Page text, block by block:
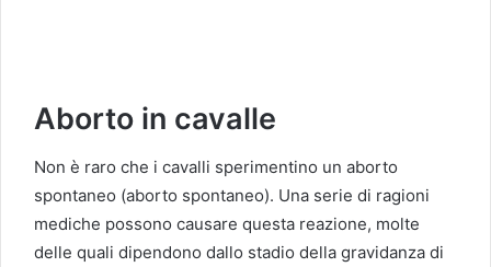
Aborto in cavalle
Non è raro che i cavalli sperimentino un aborto
spontaneo (aborto spontaneo). Una serie di ragioni
mediche possono causare questa reazione, molte
delle quali dipendono dallo stadio della gravidanza di